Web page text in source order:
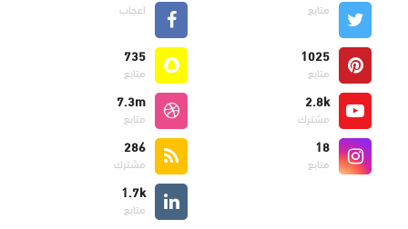
متابع اعجاب
1025
متابع
735
متابع
2.8k
مشترك
7.3m
متابع
18
متابع
286
مشترك
1.7k
متابع